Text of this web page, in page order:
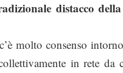
distacco
molto consenso
in rete da